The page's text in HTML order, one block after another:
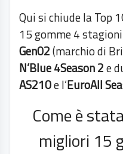
Qui si chiude la Top
15 gomme 4
Gen02(marchio di
N’Blue 4Season 2e
AS210e l’EuroAll
Come è
migliori 15